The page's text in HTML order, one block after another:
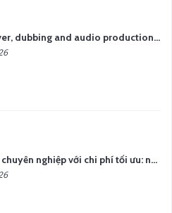
Voice over, dubbing and audio production services in Vietnam for global content
Làm MV chuyên nghiệp với chi phí tối ưu: nên chọn quay thực tế hay video AI?